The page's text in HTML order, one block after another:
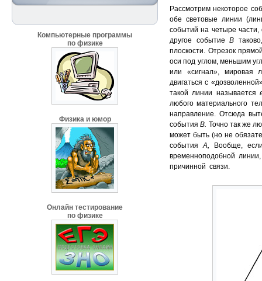
Компьютерные программы
по физике
Физика и юмор
Онлайн тестирование
по физике
Рассмотрим некоторое
обе световые линии
событий на четыре
другое событиеВ
плоскости. Отрезок
оси под углом, меньшим
или «сигнал», мировая
двигаться с
такой линии называется
любого материального
направление. Отсюда
событияВ. Точно так же
может быть (но не
событияА,
Вообще,
временноподобной
причинной связи.